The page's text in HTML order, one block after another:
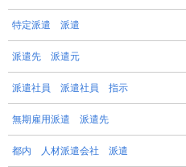
特定派遣 派遣
派遣先 派遣元
派遣社員 派遣社員 指示
無期雇用派遣 派遣先
都内 人材派遣会社 派遣